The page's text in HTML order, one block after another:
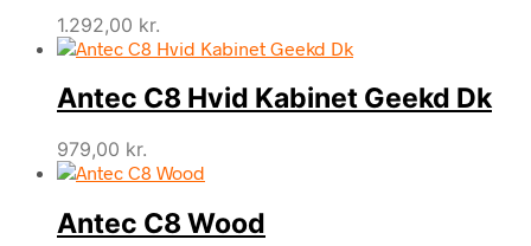
1.292,00 kr.
Antec C8 Hvid Kabinet Geekd Dk
979,00 kr.
Antec C8 Wood